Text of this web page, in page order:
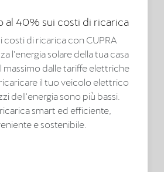
al 40% sui costi di ricarica
costi di ricarica con CUPRA
l'energia solare della tua casa
dalle tariffe elettriche
il tuo veicolo elettrico
dell'energia sono più bassi.
smart ed efficiente,
e sostenibile.